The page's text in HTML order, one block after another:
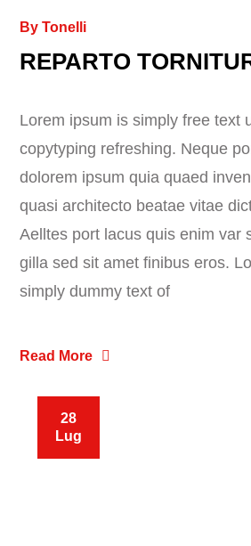
ByTonelli
REPARTO
Lorem ipsum is simply free text
copytyping refreshing. Neque
dolorem ipsum quia quaed
quasi architecto beatae vitae
Aelltes port lacus quis enim var
gilla sed sit amet finibus eros.
simply dummy text of
Read More
28
Lug